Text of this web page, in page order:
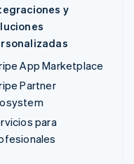
y
App Marketplace
Partner
para